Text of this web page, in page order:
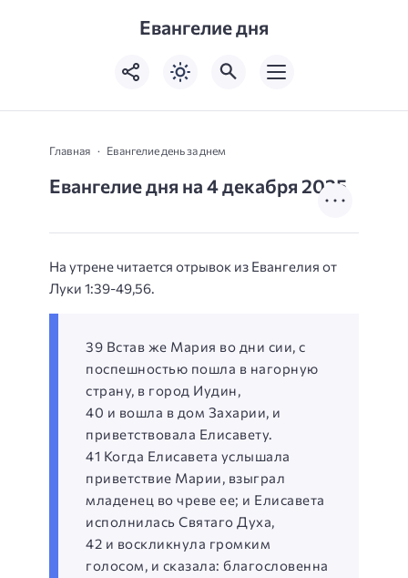
Евангелие дня
Главная Евангелие день за днем
Евангелие дня на 4 декабря 2025
На утрене читается отрывок из Евангелия от
Луки 1:39-49,56.
39 Встав же Мария во дни сии, с
поспешностью пошла в нагорную
страну, в город Иудин,
40 и вошла в дом Захарии, и
приветствовала Елисавету.
41 Когда Елисавета услышала
приветствие Марии, взыграл
младенец во чреве ее; и Елисавета
исполнилась Святаго Духа,
42 и воскликнула громким
голосом, и сказала: благословенна